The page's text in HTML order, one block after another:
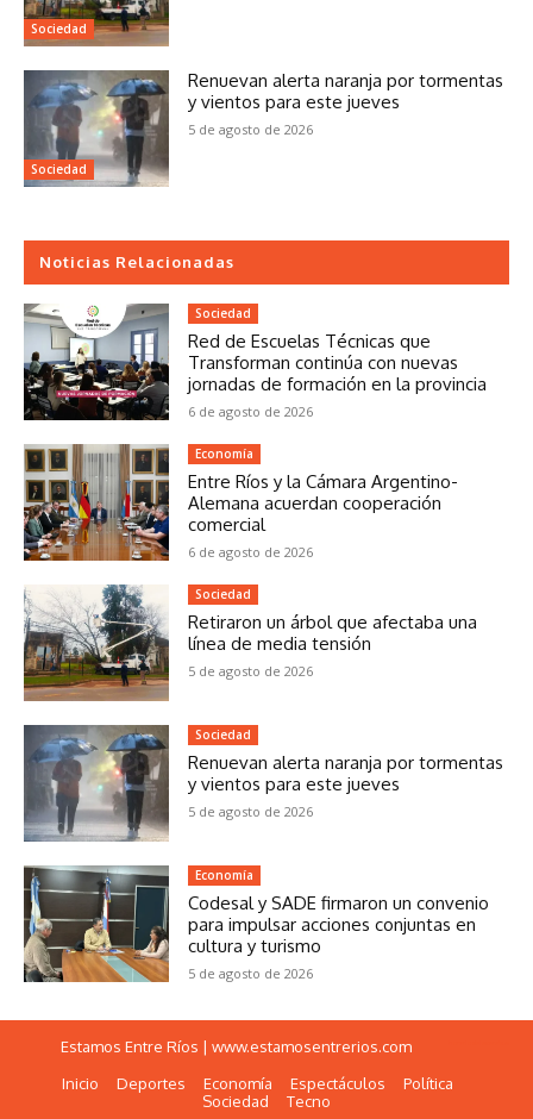
Sociedad
Sociedad
Renuevan alerta naranja por tormentas
y vientos para este jueves
5 de agosto de 2026
Noticias Relacionadas
Sociedad
Red de Escuelas Técnicas que
Transforman continúa con nuevas
jornadas de formación en la provincia
6 de agosto de 2026
Economía
Entre Ríos y la Cámara Argentino-
Alemana acuerdan cooperación
comercial
6 de agosto de 2026
Sociedad
Retiraron un árbol que afectaba una
línea de media tensión
5 de agosto de 2026
Sociedad
Renuevan alerta naranja por tormentas
y vientos para este jueves
5 de agosto de 2026
Economía
Codesal y SADE firmaron un convenio
para impulsar acciones conjuntas en
cultura y turismo
5 de agosto de 2026
Estamos Entre Ríos | www.estamosentrerios.com
Inicio Deportes Economía Espectáculos
Política
Sociedad
Tecno